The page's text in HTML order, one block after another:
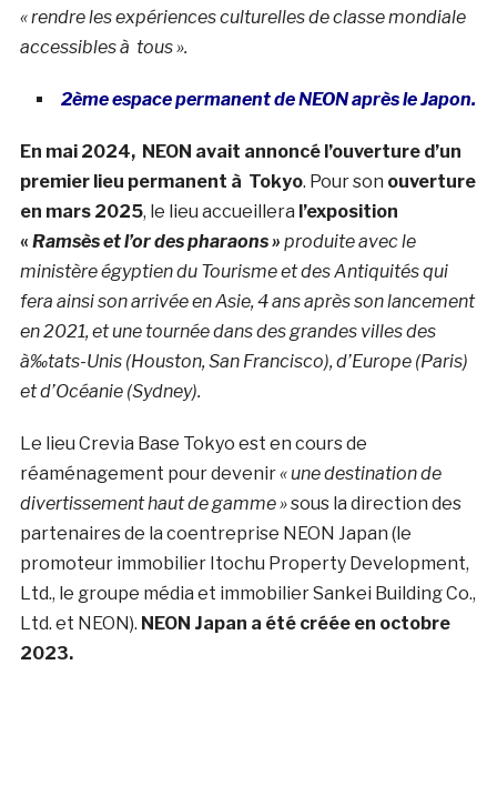
« rendre les expériences culturelles de classe mondiale
accessibles à tous ».
2ème espace permanent de NEON après le Japon.
En mai 2024, NEON avait annoncé l’ouverture d’un
premier lieu permanent à Tokyo. Pour son ouverture
en mars 2025, le lieu accueillera l’exposition
« Ramsès et l’or des pharaons » produite avec le
ministère égyptien du Tourisme et des Antiquités qui
fera ainsi son arrivée en Asie, 4 ans après son lancement
en 2021, et une tournée dans des grandes villes des
à‰tats-Unis (Houston, San Francisco), d’Europe (Paris)
et d’Océanie (Sydney).
Le lieu Crevia Base Tokyo est en cours de
réaménagement pour devenir« une destination de
divertissement haut de gamme »sous la direction des
partenaires de la coentreprise NEON Japan (le
promoteur immobilier Itochu Property Development,
Ltd., le groupe média et immobilier Sankei Building Co.,
Ltd. et NEON). NEON Japan a été créée en octobre
2023.